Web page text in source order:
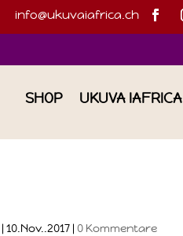
info@ukuvaiafrica.ch
SHOP UKUVA IAFRICA
|10.Nov..2017 |0 Kommentare